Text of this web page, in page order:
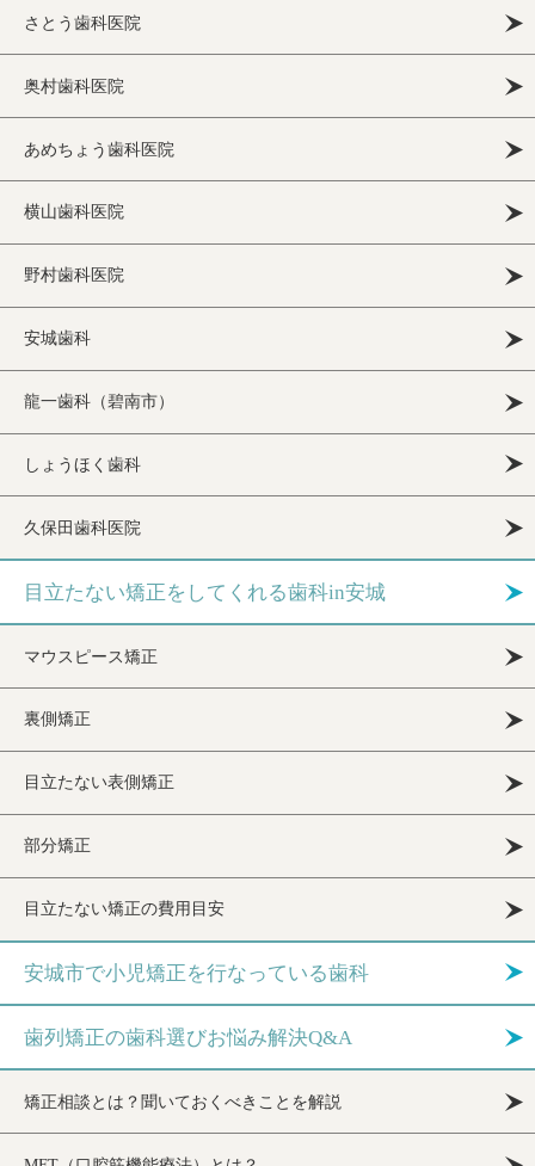
さとう歯科医院
奥村歯科医院
あめちょう歯科医院
横山歯科医院
野村歯科医院
安城歯科
龍一歯科（碧南市）
しょうほく歯科
久保田歯科医院
目立たない矯正をしてくれる歯科in安城
マウスピース矯正
裏側矯正
目立たない表側矯正
部分矯正
目立たない矯正の費用目安
安城市で小児矯正を行なっている歯科
歯列矯正の歯科選びお悩み解決Q&A
矯正相談とは？聞いておくべきことを解説